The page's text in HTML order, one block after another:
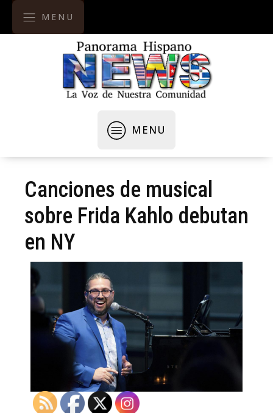
MENU
MENU
Canciones de musical
sobre Frida Kahlo debutan
en NY